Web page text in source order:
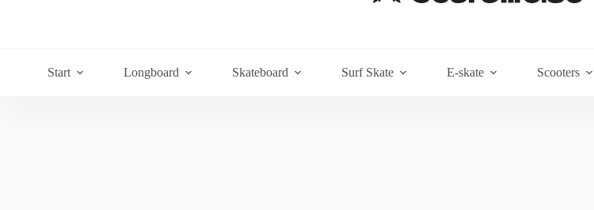
Start Longboard Skateboard Surf Skate E-skate Scooters